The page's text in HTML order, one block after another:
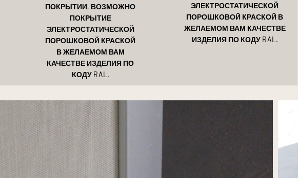
ПОКРЫТИИ, ВОЗМОЖНО
ПОКРЫТИЕ
ЭЛЕКТРОСТАТИЧЕСКОЙ
ПОРОШКОВОЙ КРАСКОЙ
В ЖЕЛАЕМОМ ВАМ
КАЧЕСТВЕ ИЗДЕЛИЯ ПО
КОДУ RAL.
ЭЛЕКТРОСТАТИЧЕСКОЙ
ПОРОШКОВОЙ КРАСКОЙ В
ЖЕЛАЕМОМ ВАМ КАЧЕСТВЕ
ИЗДЕЛИЯ ПО КОДУ RAL.